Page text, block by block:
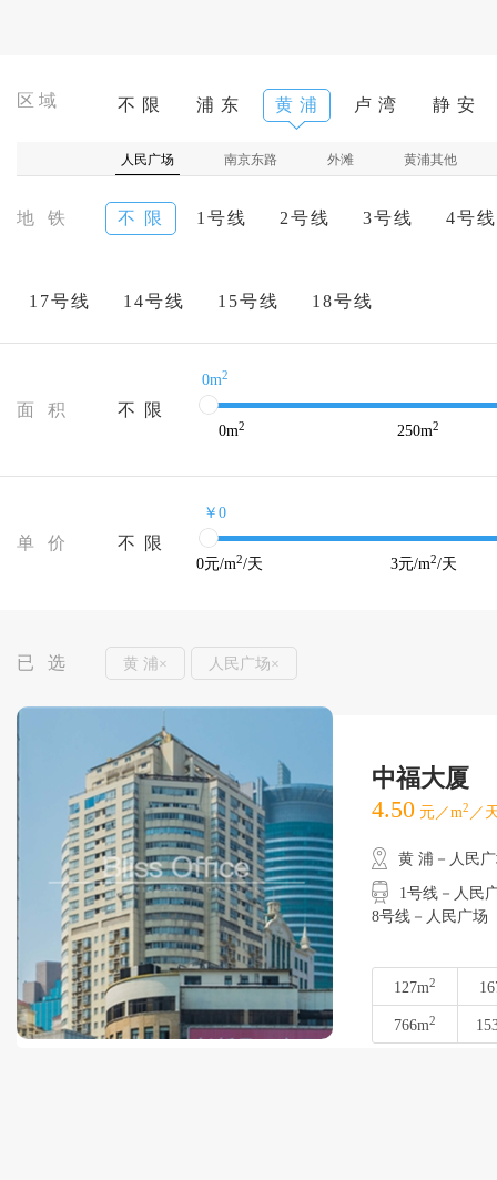
区域 不 限 浦 东 黄 浦 卢 湾 静 安
人民广场 南京东路 外滩 黄浦其他
地 铁 不 限 1号线 2号线 3号线 4号线
17号线 14号线 15号线 18号线
面 积 不 限
0m2
0m2 250m2
单 价 不 限
￥0
0元/m2/天 3元/m2/天
已 选 黄 浦× 人民广场×
中福大厦
4.50 元／m2 ／
黄 浦－人民
1号线－人民广
8号线－人民广场
127m2
766m2